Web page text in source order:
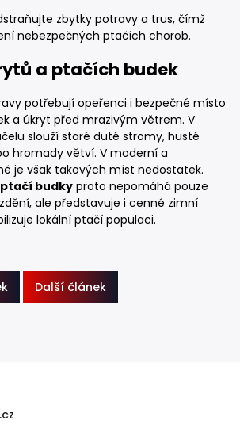
zbytky potravy a trus, čímž
nebezpečných ptačích chorob.
a ptačích budek
potřebují opeřenci i bezpečné místo
a úkryt před mrazivým větrem. V
slouží staré duté stromy, husté
hromady větví. V moderní a
je však takových míst nedostatek.
ptačí budky proto nepomáhá pouze
ale představuje i cenné zimní
lokální ptačí populaci.
Další článek